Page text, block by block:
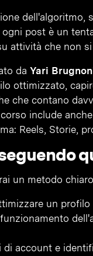
dell'algoritmo,
post è un
attività che non
da Yari
ottimizzato,
che contano
include
Reels, Storie,
un metodo
un
di account e